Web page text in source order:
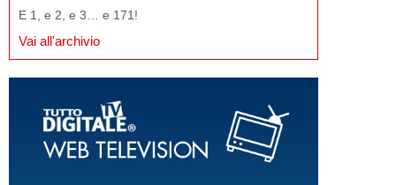
E 1, e 2, e 3… e 171!
Vai all'archivio